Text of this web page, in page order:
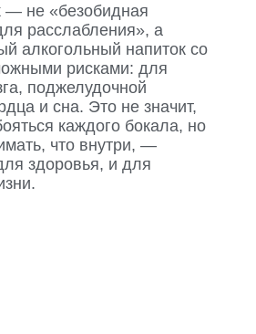
— не «безобидная
расслабления», а
алкогольный напиток со
рисками: для
поджелудочной
и сна. Это не значит,
каждого бокала, но
что внутри, —
здоровья, и для